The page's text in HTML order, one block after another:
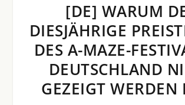
[DE] WARUM
DIESJÄHRIGE
DES A-MAZE-
DEUTSCHLAND
GEZEIGT WERDEN